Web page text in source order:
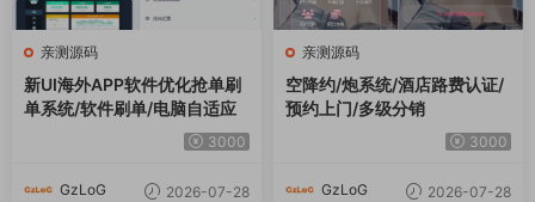
亲测源码
新UI海外APP软件优化抢单刷
单系统/软件刷单/电脑自适应
3000
GzLoG 2026-07-28
亲测源码
空降约/炮系统/酒店路费认证/
预约上门/多级分销
3000
GzLoG 2026-07-28